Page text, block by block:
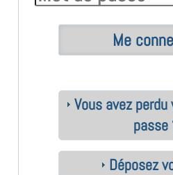
Vous avez
passe
Déposez